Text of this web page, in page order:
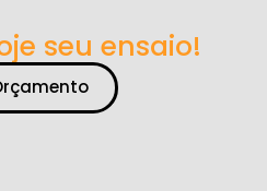
seu ensaio!